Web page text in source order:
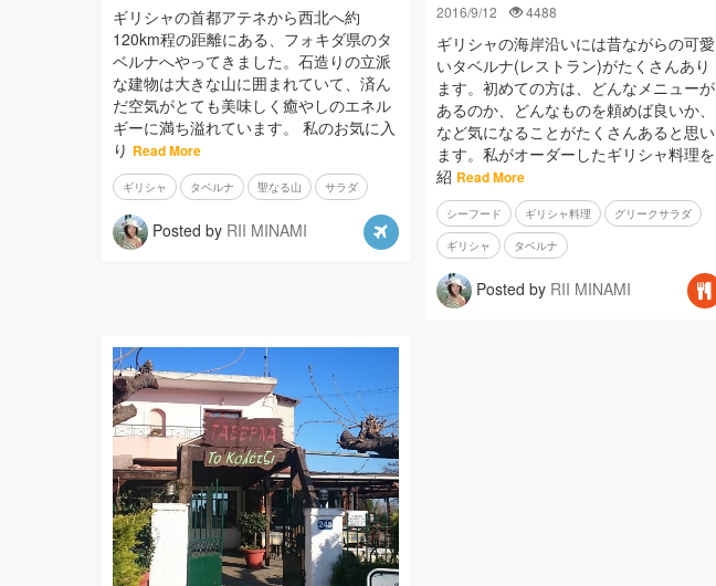
ギリシャの首都アテネから西北へ約
120km程の距離にある、フォキダ県のタ
ベルナへやってきました。石造りの立派
な建物は大きな山に囲まれていて、済ん
だ空気がとても美味しく癒やしのエネル
ギーに満ち溢れています。 私のお気に入
り Read More
ギリシャ タベルナ 聖なる山 サラダ
Posted by RII MINAMI
2016/9/12 4488
ギリシャの海岸沿いには昔ながらの可愛
いタベルナ(レストラン)がたくさんあり
ます。初めての方は、どんなメニューが
あるのか、どんなものを頼めば良いか、
など気になることがたくさんあると思い
ます。私がオーダーしたギリシャ料理を
紹 Read More
シーフード ギリシャ料理 グリークサラダ
ギリシャ タベルナ
Posted by RII MINAMI